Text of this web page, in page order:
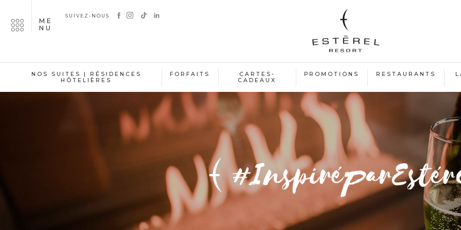
ME
NU
SUIVEZ-NOUS
NOS SUITES | RÉSIDENCES
HÔTELIÈRES
FORFAITS
CARTES-
CADEAUX
PROMOTIONS RESTAURANTS